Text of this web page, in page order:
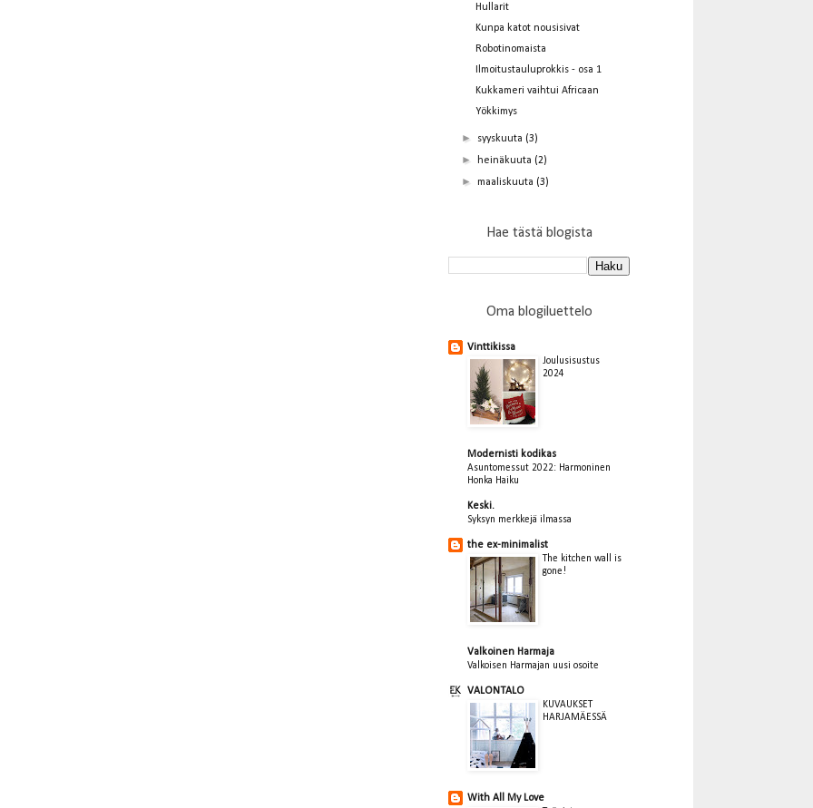
Hullarit
Kunpa katot nousisivat
Robotinomaista
Ilmoitustauluprokkis - osa 1
Kukkameri vaihtui Africaan
Yökkimys
► syyskuuta (3)
► heinäkuuta (2)
► maaliskuuta (3)
Hae tästä blogista
Oma blogiluettelo
Vinttikissa
Joulusisustus
2024
Modernisti kodikas
Asuntomessut 2022: Harmoninen
Honka Haiku
Keski.
Syksyn merkkejä ilmassa
the ex-minimalist
The kitchen wall is
gone!
Valkoinen Harmaja
Valkoisen Harmajan uusi osoite
VALONTALO
KUVAUKSET
HARJAMÄESSÄ
With All My Love